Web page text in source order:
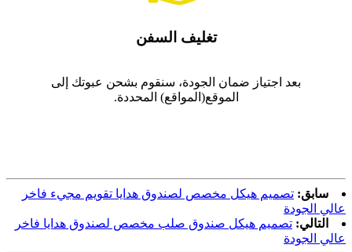
تغليف السفن
بعد اجتياز ضمان الجودة، سنقوم بشحن عبوتك إلى
الموقع(المواقع) المحددة.
سابق: تصميم هيكل مخصص لصندوق هدايا تقويم مجيء فاخر
عالي الجودة
التالي: تصميم هيكل صندوق صلب مخصص لصندوق هدايا فاخر
عالي الجودة